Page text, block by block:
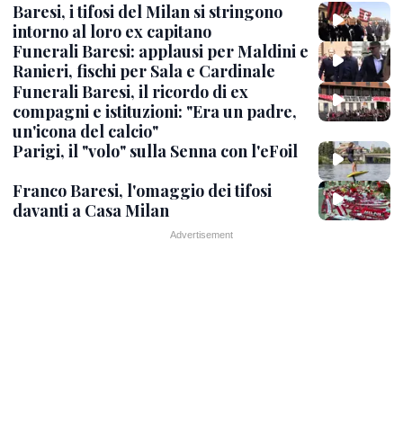
Baresi, i tifosi del Milan si stringono
intorno al loro ex capitano
Funerali Baresi: applausi per Maldini e
Ranieri, fischi per Sala e Cardinale
Funerali Baresi, il ricordo di ex
compagni e istituzioni: "Era un padre,
un'icona del calcio"
Parigi, il "volo" sulla Senna con l'eFoil
Franco Baresi, l'omaggio dei tifosi
davanti a Casa Milan